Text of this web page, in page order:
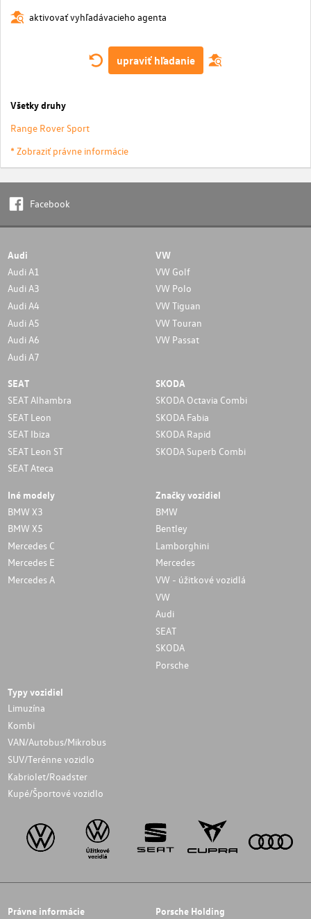
aktivovať vyhľadávacieho agenta
upraviť hľadanie
Všetky druhy
Range Rover Sport
* Zobraziť právne informácie
Facebook
Audi
Audi A1
Audi A3
Audi A4
Audi A5
Audi A6
Audi A7
VW
VW Golf
VW Polo
VW Tiguan
VW Touran
VW Passat
SEAT
SEAT Alhambra
SEAT Leon
SEAT Ibiza
SEAT Leon ST
SEAT Ateca
SKODA
SKODA Octavia Combi
SKODA Fabia
SKODA Rapid
SKODA Superb Combi
Iné modely
BMW X3
BMW X5
Mercedes C
Mercedes E
Mercedes A
Značky vozidiel
BMW
Bentley
Lamborghini
Mercedes
VW - úžitkové vozidlá
VW
Audi
SEAT
SKODA
Porsche
Typy vozidiel
Limuzína
Kombi
VAN/Autobus/Mikrobus
SUV/Terénne vozidlo
Kabriolet/Roadster
Kupé/Športové vozidlo
Právne informácie Porsche Holding